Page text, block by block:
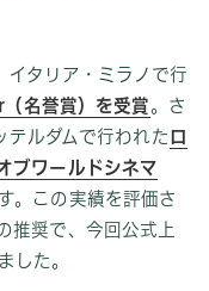
タリア・ミラノで行
名誉賞）を受賞 。さ
ルダムで行われた ロ
ブワールドシネマ
。この実績を評価さ
推奨で、今回公式上
した。